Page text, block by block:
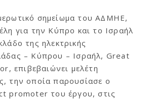
σημείωμα του ΑΔΜΗΕ,
για την Κύπρο και το Ισραήλ
της ηλεκτρικής
– Κύπρου – Ισραήλ, Great
επιβεβαιώνει μελέτη
την οποία παρουσίασε ο
promoter του έργου, στις